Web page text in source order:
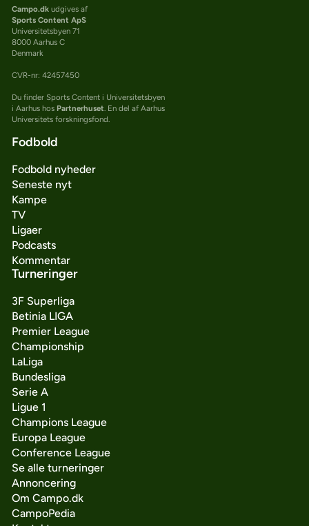
Campo.dkudgives af
Sports Content ApS
Universitetsbyen 71
8000 Aarhus C
Denmark
CVR-nr: 42457450
Du finder Sports Content i Universitetsbyen
i Aarhus hos Partnerhuset. En del af Aarhus
Universitets forskningsfond.
Fodbold
Fodbold nyheder
Seneste nyt
Kampe
TV
Ligaer
Podcasts
Kommentar
Turneringer
3F Superliga
Betinia LIGA
Premier League
Championship
LaLiga
Bundesliga
Serie A
Ligue 1
Champions League
Europa League
Conference League
Se alle turneringer
Annoncering
Om Campo.dk
CampoPedia